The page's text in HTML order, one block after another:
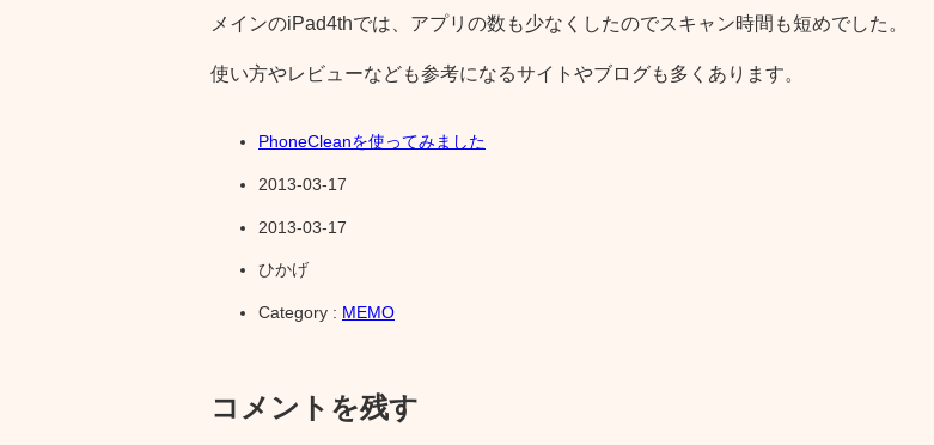
メインのiPad4thでは、アプリの数も少なくしたのでスキャン時間も短めでした。
使い方やレビューなども参考になるサイトやブログも多くあります。
PhoneCleanを使ってみました
2013-03-17
2013-03-17
ひかげ
Category : MEMO
コメントを残す